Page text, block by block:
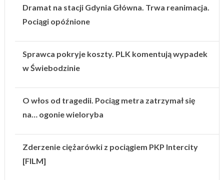
Dramat na stacji Gdynia Główna. Trwa reanimacja.
Pociągi opóźnione
Sprawca pokryje koszty. PLK komentują wypadek
w Świebodzinie
O włos od tragedii. Pociąg metra zatrzymał się
na… ogonie wieloryba
Zderzenie ciężarówki z pociągiem PKP Intercity
[FILM]